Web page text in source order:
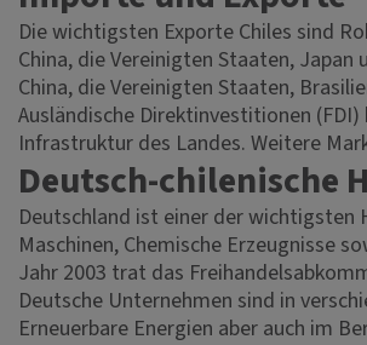
Die wichtigsten Exporte Chiles sind
China, die Vereinigten Staaten,
China, die Vereinigten Staaten,
Ausländische Direktinvestitionen
Infrastruktur des Landes. Weitere
Deutsch-chilenische
Deutschland ist einer der wichtigsten
Maschinen, Chemische Erzeugnisse
Jahr 2003 trat das
Deutsche Unternehmen sind in
Erneuerbare Energien aber auch im